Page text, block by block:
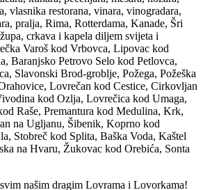
vlasnika restorana, vinara, vinogradara,
pralja, Rima, Rotterdama, Kanade, Šri
crkava i kapela diljem svijeta i
Varoš kod Vrbovca, Lipovac kod
Baranjsko Petrovo Selo kod Petlovca,
Slavonski Brod-groblje, Požega, Požeška
Lovrečan kod Cestice, Cirkovljan
kod Ozlja, Lovrečica kod Umaga,
Raše, Premantura kod Medulina, Krk,
na Ugljanu, Šibenik, Koprno kod
Stobreč kod Splita, Baška Voda, Kaštel
na Hvaru, Žukovac kod Orebića, Sonta
našim dragim Lovrama i Lovorkama!